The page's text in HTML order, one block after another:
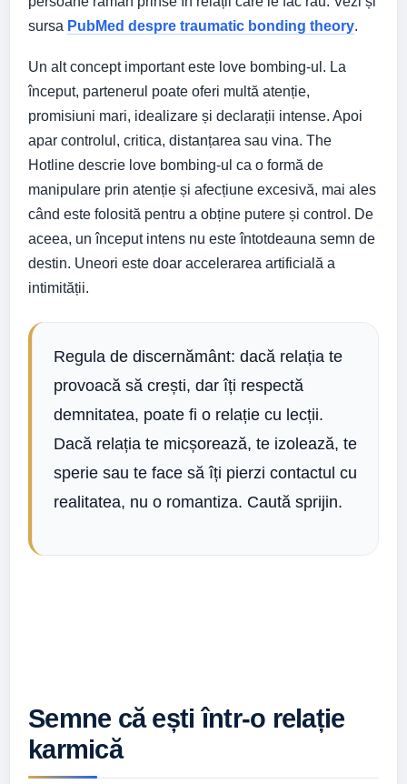
sursa PubMed despre traumatic bonding theory.
Un alt concept important este love bombing-ul. La
început, partenerul poate oferi multă atenție,
promisiuni mari, idealizare și declarații intense. Apoi
apar controlul, critica, distanțarea sau vina. The
Hotline descrie love bombing-ul ca o formă de
manipulare prin atenție și afecțiune excesivă, mai ales
când este folosită pentru a obține putere și control. De
aceea, un început intens nu este întotdeauna semn de
destin. Uneori este doar accelerarea artificială a
intimității.
Regula de discernământ: dacă relația te
provoacă să crești, dar îți respectă
demnitatea, poate fi o relație cu lecții.
Dacă relația te micșorează, te izolează, te
sperie sau te face să îți pierzi contactul cu
realitatea, nu o romantiza. Caută sprijin.
Semne că ești într-o relație
karmică